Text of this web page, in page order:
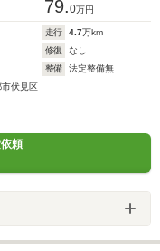
79.0万円
走行 4.7万km
修復
なし
整備
法定整備無
伏見区
頼